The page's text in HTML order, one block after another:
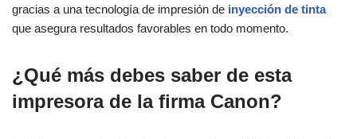
gracias a una tecnología de impresión de inyección de tinta
que asegura resultados favorables en todo momento.
¿Qué más debes saber de esta
impresora de la firma Canon?